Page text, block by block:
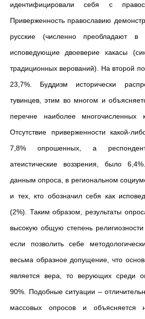
идентифицировали себя с
Приверженность православию
русские (численно преобладают
исповедующие двоеверие хакасы
традиционных верований). На второй
23,7%. Буддизм исторически
тувинцев, этим во многом и
перечне наиболее многочисленных
Отсутствие приверженности какой-
7,8% опрошенных, а
атеистические воззрения, было
данным опроса, в региональном
и тех, кто обозначил себя как
(2%). Таким образом, результаты
высокую общую степень
если позволить себе
весьма образное допущение, что
является вера, то верующих среди
90%. Подобные ситуации –
массовых опросов и объясняется